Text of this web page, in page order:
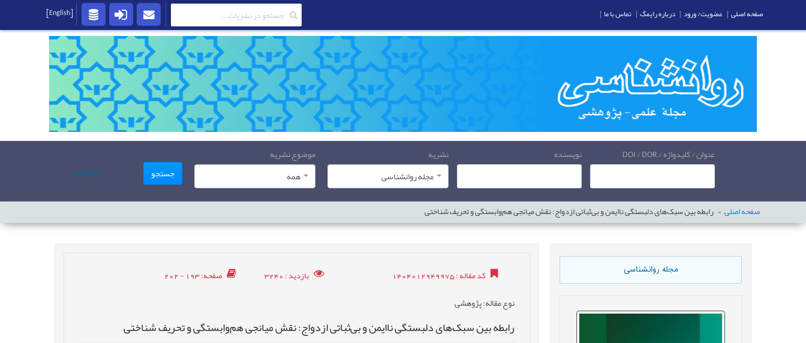
عنوان / کلیدواژه / DOI / DOR نویسنده
نشریه
مجله روانشناسی
موضوع نشریه
همه
جستجو پیشرفته
صفحه اصلی رابطه بین سبک‌‌‌های دلبستگی ناایمن و بی‌‌‌ثباتی ازدواج: نقش میانجی‌‌‌ هم‌‌‌وابستگی و تحریف شناختی
مجله روانشناسی کد مقاله: 1404012949975 بازدید: 3240 صفحه: 193 - 202
نوع مقاله: پژوهشی
رابطه بین سبک‌‌‌های دلبستگی ناایمن و بی‌‌‌ثباتی ازدواج: نقش میانجی‌‌‌ هم‌‌‌وابستگی و تحریف شناختی
صفحه اصلی | عضویت/ ورود | درباره رایمگ | تماس با ما |
[English]